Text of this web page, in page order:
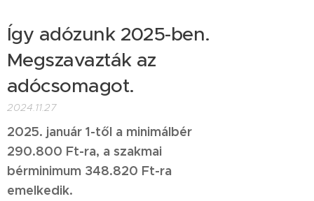
Így adózunk 2025-ben.
Megszavazták az
adócsomagot.
2024.11.27
2025. január 1-től a minimálbér
290.800 Ft-ra, a szakmai
bérminimum 348.820 Ft-ra
emelkedik.